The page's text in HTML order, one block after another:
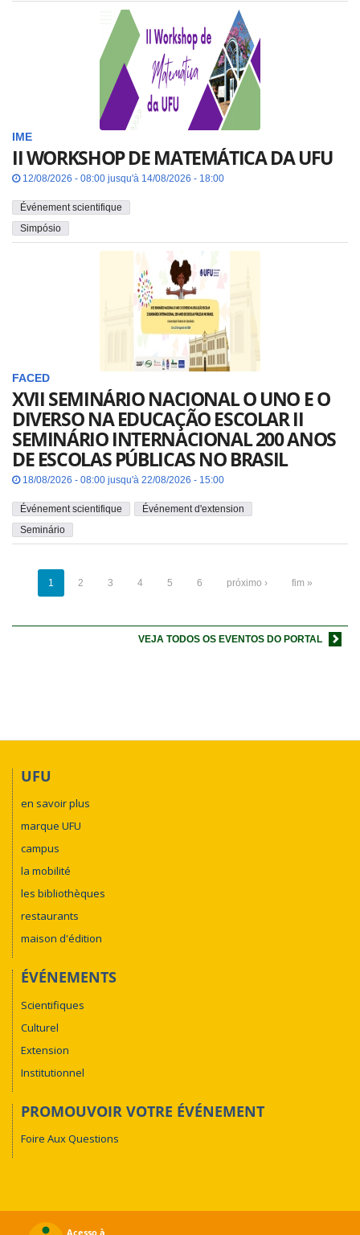
IME
II WORKSHOP DE MATEMÁTICA DA UFU
12/08/2026 - 08:00 jusqu'à 14/08/2026 - 18:00
Événement scientifique
Simpósio
FACED
XVII SEMINÁRIO NACIONAL O UNO E O
DIVERSO NA EDUCAÇÃO ESCOLAR II
SEMINÁRIO INTERNACIONAL 200 ANOS
DE ESCOLAS PÚBLICAS NO BRASIL
18/08/2026 - 08:00 jusqu'à 22/08/2026 - 15:00
Événement scientifique
Événement d'extension
Seminário
1 2 3 4 5 6 próximo › fim »
VEJA TODOS OS EVENTOS DO PORTAL
UFU
en savoir plus
marque UFU
campus
la mobilité
les bibliothèques
restaurants
maison d'édition
ÉVÉNEMENTS
Scientifiques
Culturel
Extension
Institutionnel
PROMOUVOIR VOTRE ÉVÉNEMENT
Foire Aux Questions